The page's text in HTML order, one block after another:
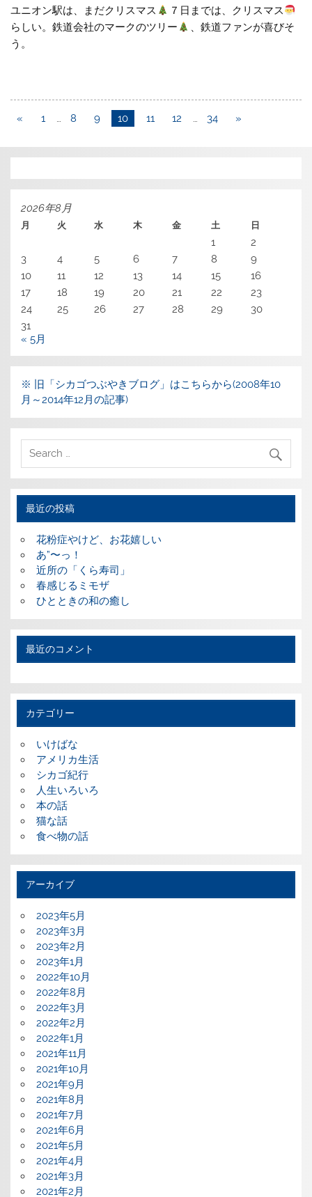
ユニオン駅は、まだクリスマス
７日までは、クリスマス
らしい。鉄道会社のマークのツリー
、鉄道ファンが喜びそ
う。
« 1 8 9 10 11 12 34 »
2026年8月
月 火 水 木 金 土 日
1
2
3
4 5 6 7 8
9
10
11 12 13 14 15
16
17
18 19 20 21 22
23
24
25 26 27 28 29
30
31
« 5月
※ 旧「シカゴつぶやきブログ」はこちらから(2008年10
月～2014年12月の記事)
最近の投稿
花粉症やけど、お花嬉しい
あ”〜っ！
近所の「くら寿司」
春感じるミモザ
ひとときの和の癒し
最近のコメント
カテゴリー
いけばな
アメリカ生活
シカゴ紀行
人生いろいろ
本の話
猫な話
食べ物の話
アーカイブ
2023年5月
2023年3月
2023年2月
2023年1月
2022年10月
2022年8月
2022年3月
2022年2月
2022年1月
2021年11月
2021年10月
2021年9月
2021年8月
2021年7月
2021年6月
2021年5月
2021年4月
2021年3月
2021年2月